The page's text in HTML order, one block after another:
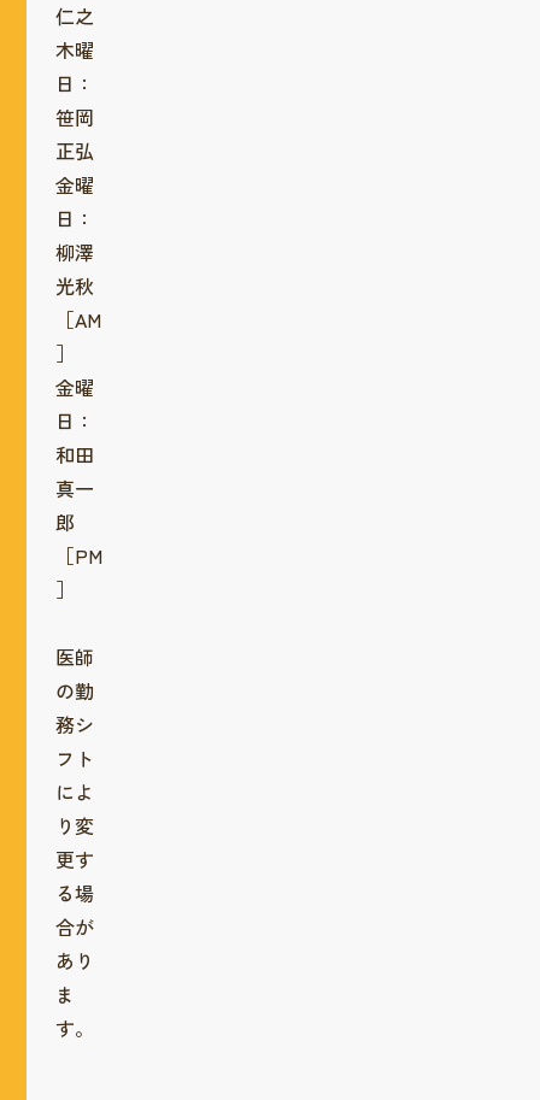
仁之
木曜
日：
笹岡
正弘
金曜
日：
柳澤
光秋
［AM
］
金曜
日：
和田
真一
郎
［PM
］
医師
の勤
務シ
フト
によ
り変
更す
る場
合が
あり
ま
す。